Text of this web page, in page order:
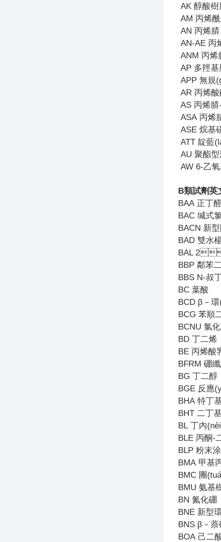
AK 醇酸樹
AM 丙烯
AN 丙烯腈
AN-AE 丙
ANM 丙烯
AP 多羥
APP 無規
AR 丙烯
AS 丙烯
ASA 丙烯
ASE 烷基
ATT 靛藍
AU 聚酯
AW 6-乙氧
B類試劑英
BAA 正丁
BAC 堿式
BACN 新
BAD 雙水
BAL 2
BBP 鄰苯
BBS N-叔
BC 葉酸
BCD β－
BCG 苯順
BCNU 氯
BD 丁二烯
BE 丙烯酸
BFRM 硼
BG 丁二醇
BGE 反應
BHA 特丁
BHT 二丁
BL 丁內
BLE 丙酮-
BLP 粉末
BMA 甲基
BMC 團
BMU 氨基
BN 氮化硼
BNE 新型
BNS β－
BOA 己二